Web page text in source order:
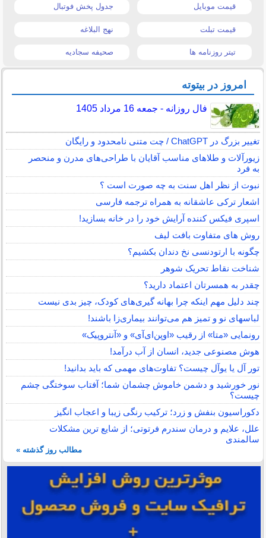
قیمت موبایل جدول پخش فوتبال
قیمت تبلت نهج البلاغه
تیتر روزنامه ها صحیفه سجادیه
امروز در بیتوته
فال روزانه - جمعه 16 مرداد 1405
تغییر بزرگ در ChatGPT / چت متنی نامحدود و رایگان
زیورآلات و طلاهای مناسب آقایان با طراحی‌های مدرن و منحصر
به فرد
نبوت از نظر اهل سنت به چه صورت است ؟
اشعار ترکی عاشقانه به همراه ترجمه فارسی
اسپری فیکس کننده آرایش خود را در خانه بسازید!
روش های متفاوت بافت لیف
چگونه با ارتودنسی نخ دندان بکشیم؟
شناخت نقاط تحریک شوهر
چقدر به همسرتان اعتماد دارید؟
چند دلیل مهم اینکه چرا بهانه گیری‌های کودک، چیز بدی نیست
لباس‎های نو و تمیز هم می‌توانند بیماری‌زا باشند!
رونمایی «متا» از رقیب «اوپن‌ای‌آی» و «آنتروپیک»
هوش مصنوعی جدید، انسان از آب درآمد!
تور آل یا یوآل چیست؟ تفاوت‌های مهمی که باید بدانید!
نور خورشید و دشمن خاموش چشمان شما؛ آفتاب سوختگی چشم
چیست؟
دکوراسیون بنفش و زرد؛ ترکیب رنگی زیبا و اعجاب انگیز
علل، علایم و درمان سندرم فرتوتی؛ از شایع ترین مشکلات
سالمندی
مطالب روز گذشته »